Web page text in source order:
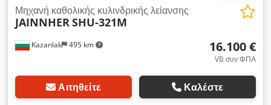
Kazanlak 495 km
Μηχανή καθολικής κυλινδρικής λείανσης
JAINNHERSHU-321M
16.100 €
VB συν ΦΠΑ
Αιτηθείτε Καλέστε